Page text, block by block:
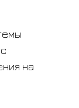
на